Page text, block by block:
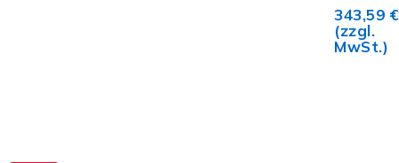
343,59 €
(zzgl.
MwSt.)